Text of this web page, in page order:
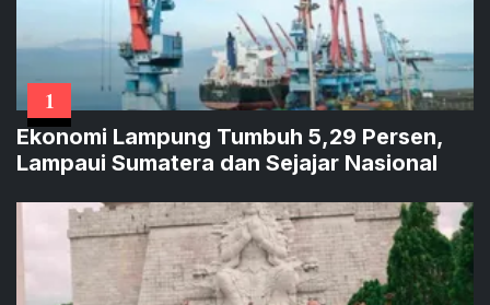
1
Ekonomi Lampung Tumbuh 5,29 Persen,
Lampaui Sumatera dan Sejajar Nasional